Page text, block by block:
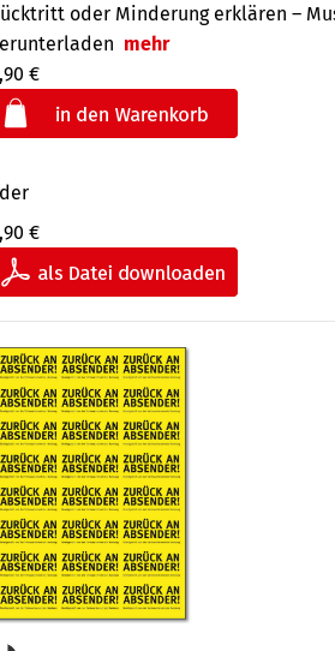
oder Minderung erklären –
mehr
€
€